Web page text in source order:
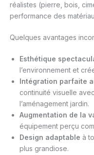
réalistes (pierre, bois,
performance des
Quelques avantages
Esthétique
l’environnement et
Intégration parfaite
continuité visuelle
l’aménagement jardin.
Augmentation de la
équipement perçu
Design adaptable à
plus grandiose.